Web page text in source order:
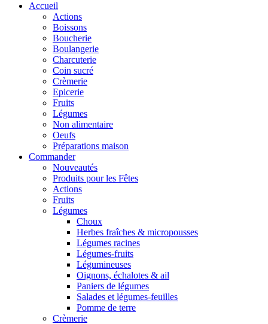
Accueil
Actions
Boissons
Boucherie
Boulangerie
Charcuterie
Coin sucré
Crèmerie
Epicerie
Fruits
Légumes
Non alimentaire
Oeufs
Préparations maison
Commander
Nouveautés
Produits pour les Fêtes
Actions
Fruits
Légumes
Choux
Herbes fraîches & micropousses
Légumes racines
Légumes-fruits
Légumineuses
Oignons, échalotes & ail
Paniers de légumes
Salades et légumes-feuilles
Pomme de terre
Crèmerie